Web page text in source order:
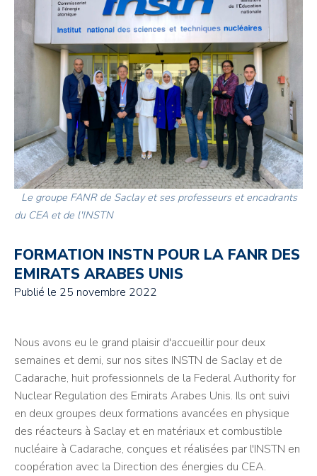
Le groupe FANR de Saclay et ses professeurs et encadrants
du CEA et de l'INSTN
FORMATION INSTN POUR LA FANR DES
EMIRATS ARABES UNIS
Publié le 25 novembre 2022
Nous avons eu le grand plaisir d'accueillir pour deux
semaines et demi, sur nos sites INSTN de Saclay et de
Cadarache, huit professionnels de la Federal Authority for
Nuclear Regulation des Emirats Arabes Unis. Ils ont suivi
en deux groupes deux formations avancées en physique
des réacteurs à Saclay et en matériaux et combustible
nucléaire à Cadarache, conçues et réalisées par l'INSTN en
coopération avec la Direction des énergies du CEA.